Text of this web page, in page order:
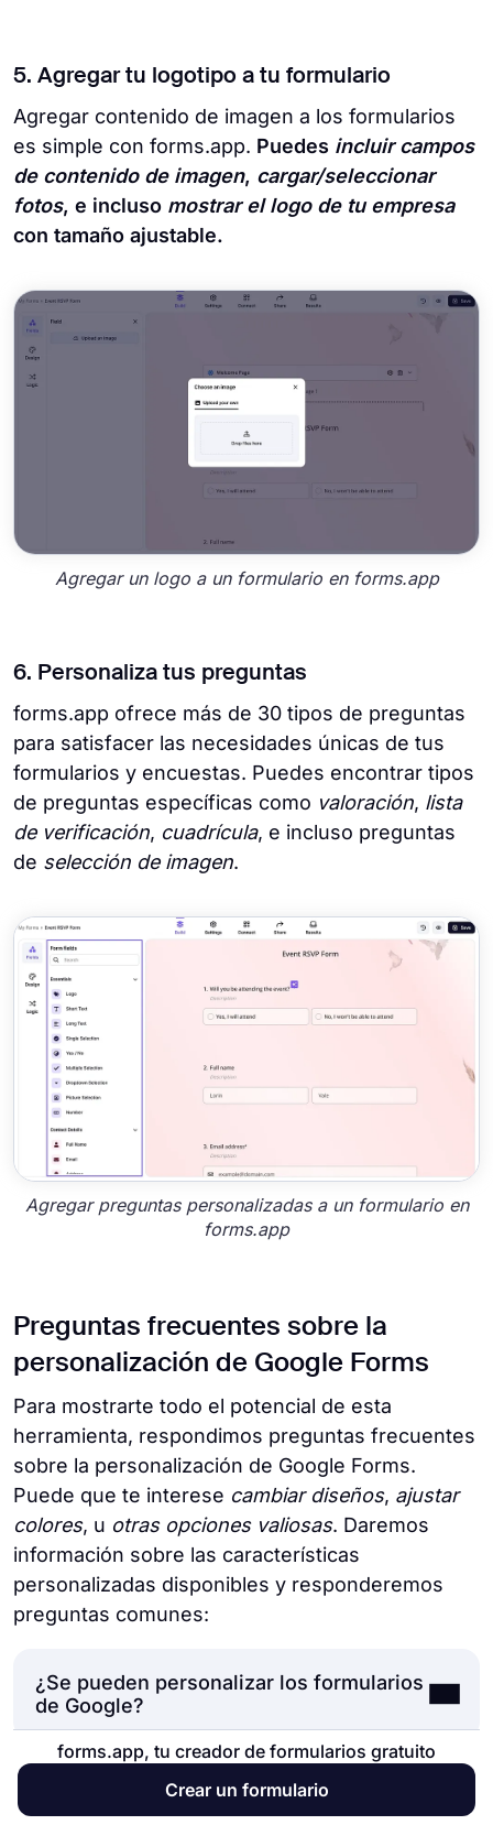
5. Agregar tu logotipo a tu formulario
Agregar contenido de imagen a los formularios
es simple con forms.app. Puedes incluir campos
de contenido de imagen, cargar/seleccionar
fotos, e incluso mostrar el logo de tu empresa
con tamaño ajustable.
Agregar un logo a un formulario en forms.app
6. Personaliza tus preguntas
forms.app ofrece más de 30 tipos de preguntas
para satisfacer las necesidades únicas de tus
formularios y encuestas. Puedes encontrar tipos
de preguntas específicas como valoración, lista
de verificación, cuadrícula, e incluso preguntas
de selección de imagen.
Agregar preguntas personalizadas a un formulario en
forms.app
Preguntas frecuentes sobre la
personalización de Google Forms
Para mostrarte todo el potencial de esta
herramienta, respondimos preguntas frecuentes
sobre la personalización de Google Forms.
Puede que te interese cambiar diseños, ajustar
colores, u otras opciones valiosas. Daremos
información sobre las características
personalizadas disponibles y responderemos
preguntas comunes:
¿Se pueden personalizar los formularios
de Google?
forms.app, tu creador de formularios gratuito
Crear un formulario